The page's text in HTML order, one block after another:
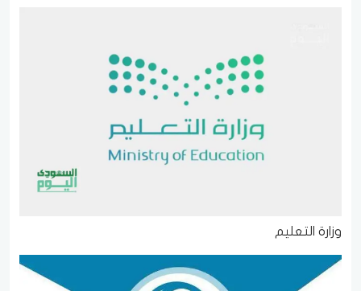
وزارة التعليم